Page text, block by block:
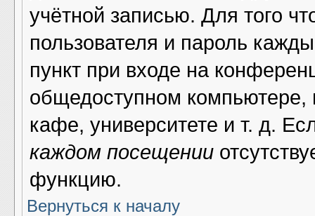
учётной записью. Для того
пользователя и пароль
пункт при входе на
общедоступном компьютере,
кафе, университете и т. д.
каждом посещении
функцию.
Вернуться к началу